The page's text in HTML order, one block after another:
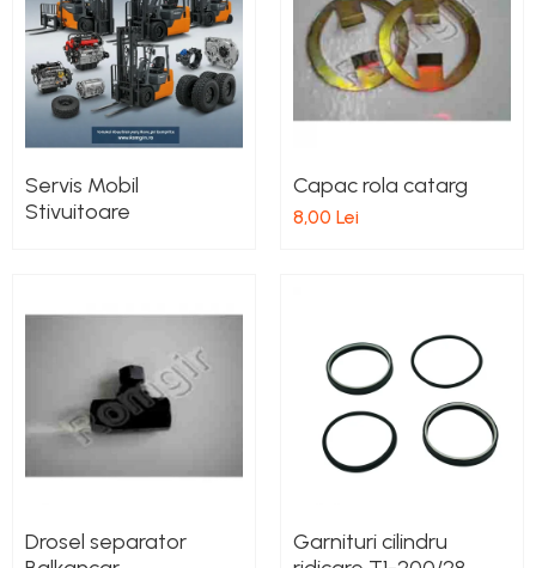
Pompe Apa
Radiatoare Racire
Termostate Răcire
Ventilatoare Răcire
Servis Mobil
Stivuitoare
Capac rola catarg
8,00 Lei
Drosel separator
Garnituri cilindru